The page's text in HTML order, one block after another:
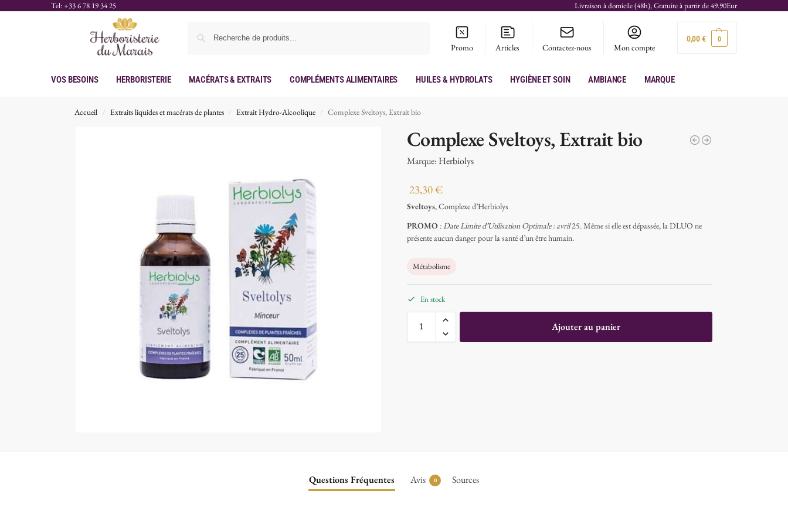
Tel: +33 6 78 19 34 25 Livraison à domicile (48h), Gratuite à partir de 49.90Eur
Promo Articles Contactez-nous Mon compte
0,00€ 0
Vos Besoins Herboristerie Macérats & Extraits Compléments Alimentaires Huiles & hydrolats Hygiène et soin Ambiance Marque
Accueil / Extraits liquides et macérats de plantes / Extrait Hydro-Alcoolique / Complexe Sveltoys, Extrait bio
Complexe Sveltoys, Extrait bio
Marque: Herbiolys
23,30€
Sveltoys, Complexe d’Herbiolys
PROMO:Date Limite d’Utilisation Optimale : avril25. Même si elle est dépassée, la DLUO ne
présente aucun danger pour la santé d’un être humain.
Métabolisme
En stock
Ajouter au panier
Questions Fréquentes Avis 0 Sources